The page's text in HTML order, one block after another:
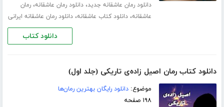
دانلود رمان عاشقانه جدید،دانلود رمان عاشقانه،رمان
عاشقانه،دانلود کتاب عاشقانه،دانلود رمان عاشقانه ایرانی
دانلود کتاب
دانلود کتاب رمان اصیل زاده‌ی تاریکی (جلد اول)
موضوع:دانلود رایگان بهترین رمان‌ها
۱۹۸ صفحه